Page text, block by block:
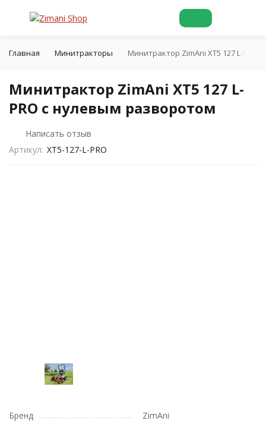
Главная Минитракторы Минитрактор ZimAni XT5 127 L-PRO
Минитрактор ZimAni XT5 127 L-
PRO с нулевым разворотом
Написать отзыв
Артикул: XT5-127-L-PRO
Бренд
ZimAni